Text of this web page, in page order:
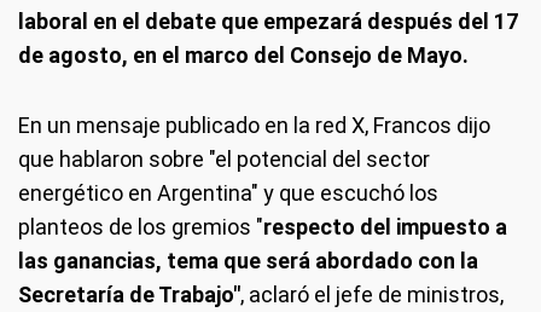
laboral en el debate que empezará después del 17
de agosto, en el marco del Consejo de Mayo.
En un mensaje publicado en la red X, Francos dijo
que hablaron sobre "el potencial del sector
energético en Argentina" y que escuchó los
planteos de los gremios "respecto del impuesto a
las ganancias, tema que será abordado con la
Secretaría de Trabajo", aclaró el jefe de ministros,